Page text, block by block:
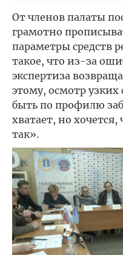
От членов палаты
грамотно
параметры средств
такое, что из-за
экспертиза
этому, осмотр
быть по профилю
хватает, но
так».